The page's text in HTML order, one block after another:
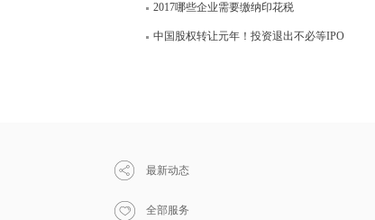
2017哪些企业需要缴纳印花税
中国股权转让元年！投资退出不必等IPO
最新动态
全部服务